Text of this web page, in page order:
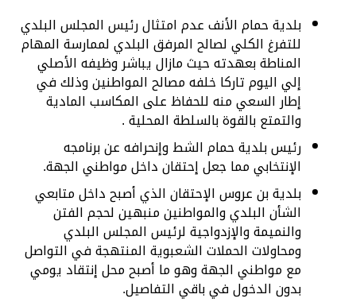
بلدية حمام الأنف عدم امتثال رئيس المجلس البلدي
للتفرغ الكلي لصالح المرفق البلدي لممارسة المهام
المناطة بعهدته حيث مازال يباشر وظيفه الأصلي
إلي اليوم تاركا خلفه مصالح المواطنين وذلك في
إطار السعي منه للحفاظ على المكاسب المادية
والتمتع بالقوة بالسلطة المحلية .
رئيس بلدية حمام الشط وإنحرافه عن برنامجه
الإنتخابي مما جعل إحتقان داخل مواطني الجهة.
بلدية بن عروس الإحتقان الذي أصبح داخل متابعي
الشأن البلدي والمواطنين منبهين لحجم الفتن
والنميمة والإزدواجية لرئيس المجلس البلدي
ومحاولات الحملات الشعبوية المنتهجة في التواصل
مع مواطني الجهة وهو ما أصبح محل إنتقاد يومي
بدون الدخول في باقي التفاصيل.